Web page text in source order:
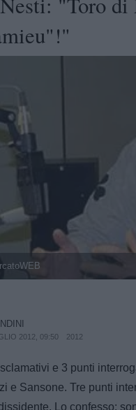
2012, 09:50 2012
e 3 punti
e Sansone. Tre punti
Lo confesso: